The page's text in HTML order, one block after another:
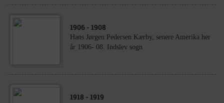
1906 - 1908
Hans Jørgen Pedersen Kærby, senere Amerika her
år 1906- 08. Indslev sogn
1918 - 1919